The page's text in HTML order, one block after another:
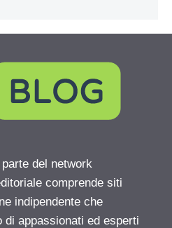
del network
comprende siti
indipendente che
di appassionati ed esperti